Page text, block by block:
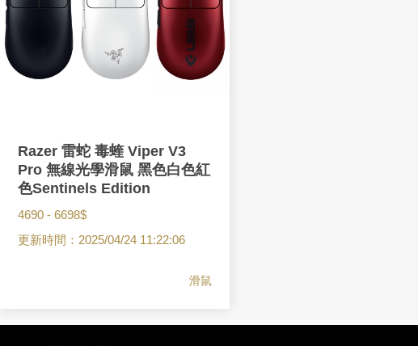
Razer 雷蛇 毒蝰 Viper V3
Pro 無線光學滑鼠 黑色白色紅
色Sentinels Edition
4690 - 6698$
更新時間： 2025/04/24 11:22:06